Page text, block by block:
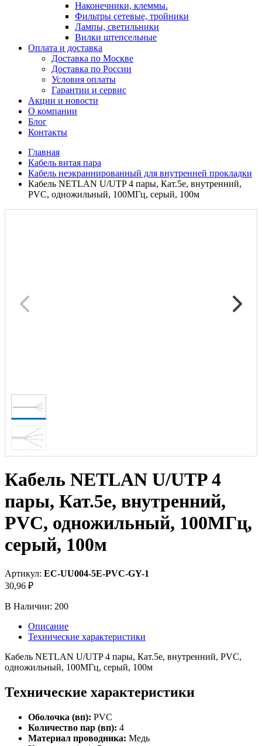
Наконечники, клеммы.
Фильтры сетевые, тройники
Лампы, светильники
Вилки штепсельные
Оплата и доставка
Доставка по Москве
Доставка по России
Условия оплаты
Гарантии и сервис
Акции и новости
О компании
Блог
Контакты
Главная
Кабель витая пара
Кабель неэкраннированный для внутренней прокладки
Кабель NETLAN U/UTP 4 пары, Кат.5e, внутренний,
PVC, одножильный, 100МГц, серый, 100м
Кабель NETLAN U/UTP 4
пары, Кат.5e, внутренний,
PVC, одножильный, 100МГц,
серый, 100м
Артикул: EC-UU004-5E-PVC-GY-1
30,96 ₽
В Наличии: 200
Описание
Технические характеристики
Кабель NETLAN U/UTP 4 пары, Кат.5e, внутренний, PVC,
одножильный, 100МГц, серый, 100м
Технические характеристики
Оболочка (вп): PVC
Количество пар (вп): 4
Материал проводника: Медь